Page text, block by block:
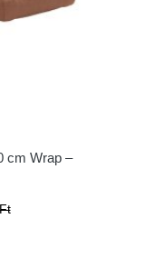
cm Wrap –